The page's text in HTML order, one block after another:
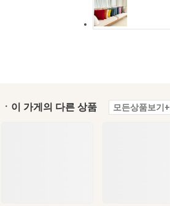
ㆍ이 가게의 다른 상품 모든상품보기+